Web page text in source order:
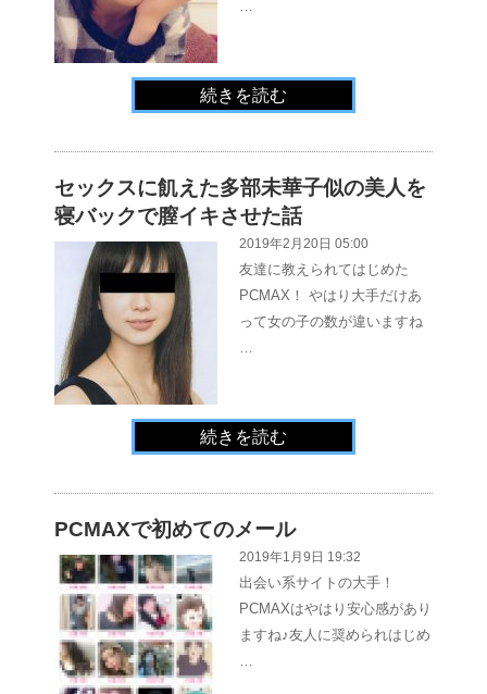
続きを読む
セックスに飢えた多部未華子似の美人を
寝バックで膣イキさせた話
2019年2月20日 05:00
友達に教えられてはじめた
PCMAX！ やはり大手だけあ
って女の子の数が違いますね
続きを読む
PCMAXで初めてのメール
2019年1月9日 19:32
出会い系サイトの大手！
PCMAXはやはり安心感があり
ますね♪友人に奨められはじめ